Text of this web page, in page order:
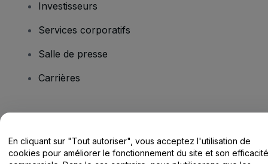
Investisseurs
Services corporatifs
Salle de presse
Carrières
Centre d'assistance / Nous contacter
En cliquant sur "Tout autoriser", vous acceptez l'utilisation de
cookies pour améliorer le fonctionnement du site et son efficacité